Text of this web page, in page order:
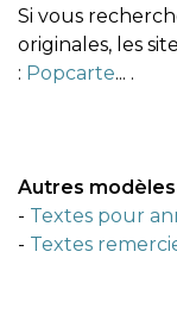
Si vous
originales, les
: Popcarte... .
Autres
- Textes pour
- Textes